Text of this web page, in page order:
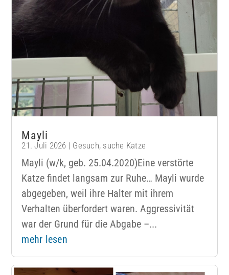
Mayli
21. Juli 2026 | Gesuch, suche Katze
Mayli (w/k, geb. 25.04.2020)Eine verstörte
Katze findet langsam zur Ruhe… Mayli wurde
abgegeben, weil ihre Halter mit ihrem
Verhalten überfordert waren. Aggressivität
war der Grund für die Abgabe –...
mehr lesen